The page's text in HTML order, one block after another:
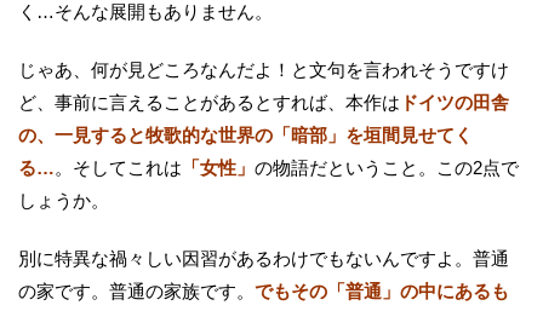
く…そんな展開もありません。
じゃあ、何が見どころなんだよ！と文句を言われそうですけ
ど、事前に言えることがあるとすれば、本作は ドイツの田舎
の、一見すると牧歌的な世界の「暗部」を垣間見せてく
る…。そしてこれは 「女性」 の物語だということ。この2点で
しょうか。
別に特異な禍々しい因習があるわけでもないんですよ。普通
の家です。普通の家族です。 でもその「普通」の中にあるも